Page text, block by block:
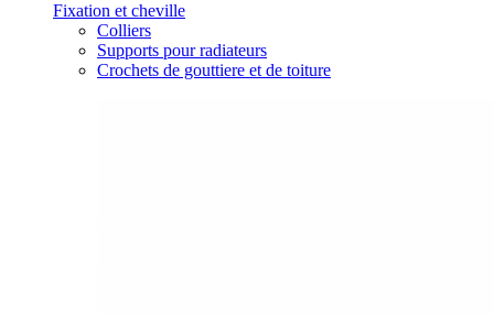
Fixation et cheville
Colliers
Supports pour radiateurs
Crochets de gouttiere et de toiture